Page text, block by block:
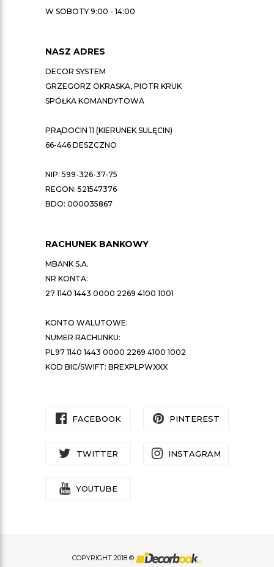
W SOBOTY 9:00 - 14:00
NASZ ADRES
DECOR SYSTEM
GRZEGORZ OKRASKA, PIOTR KRUK
SPÓŁKA KOMANDYTOWA
PRĄDOCIN 11 (KIERUNEK SULĘCIN)
66-446 DESZCZNO
NIP: 599-326-37-75
REGON: 521547376
BDO: 000035867
RACHUNEK BANKOWY
MBANK S.A.
NR KONTA:
27 1140 1443 0000 2269 4100 1001
KONTO WALUTOWE:
NUMER RACHUNKU:
PL97 1140 1443 0000 2269 4100 1002
KOD BIC/SWIFT: BREXPLPWXXX
FACEBOOK PINTEREST
TWITTER INSTAGRAM
YOUTUBE
COPYRIGHT 2018 ©